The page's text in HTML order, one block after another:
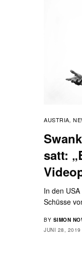
AUSTRIA,
satt:
In den
Schüsse
BY SIMON
JUNI 28, 2019